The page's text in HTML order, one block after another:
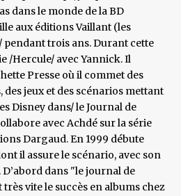
dans le monde de la BD
aux éditions Vaillant (les
pendant trois ans. Durant cette
/Hercule/ avec Yannick. Il
Presse où il commet des
jeux et des scénarios mettant
Disney dans/ le Journal de
avec Achdé sur la série
Dargaud. En 1999 débute
il assure le scénario, avec son
dans "le journal de
vite le succès en albums chez